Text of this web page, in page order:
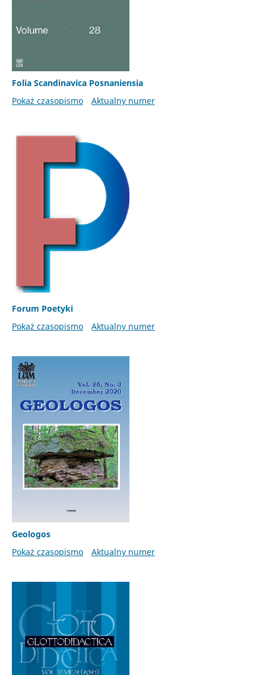
Folia Scandinavica Posnaniensia
Pokaż czasopismo
Aktualny numer
Forum Poetyki
Pokaż czasopismo
Aktualny numer
Geologos
Pokaż czasopismo
Aktualny numer